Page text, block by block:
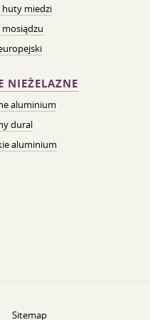
miedzi
NIEŻELAZNE
aluminium
dural
aluminium
Sitemap